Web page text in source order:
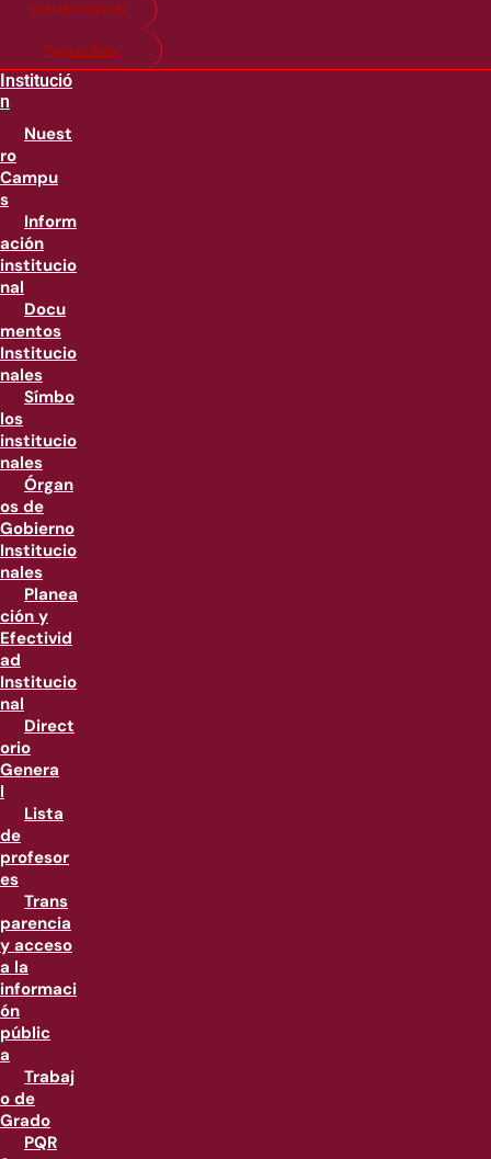
Guía de matricula
Pago en línea
Institució
n
Nuest
ro
Campu
s
Inform
ación
institucio
nal
Docu
mentos
Institucio
nales
Símbo
los
institucio
nales
Órgan
os de
Gobierno
Institucio
nales
Planea
ción y
Efectivid
ad
Institucio
nal
Direct
orio
Genera
l
Lista
de
profesor
es
Trans
parencia
y acceso
a la
informaci
ón
públic
a
Trabaj
o de
Grado
PQR